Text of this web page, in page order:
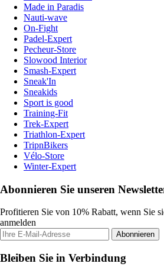
Made in Paradis
Nauti-wave
On-Fight
Padel-Expert
Pecheur-Store
Slowood Interior
Smash-Expert
Sneak'In
Sneakids
Sport is good
Training-Fit
Trek-Expert
Triathlon-Expert
TripnBikers
Vélo-Store
Winter-Expert
Abonnieren Sie unseren
Profitieren Sie von 10% Rabatt, wenn Sie
anmelden
Abonnieren
Bleiben Sie in Verbindung